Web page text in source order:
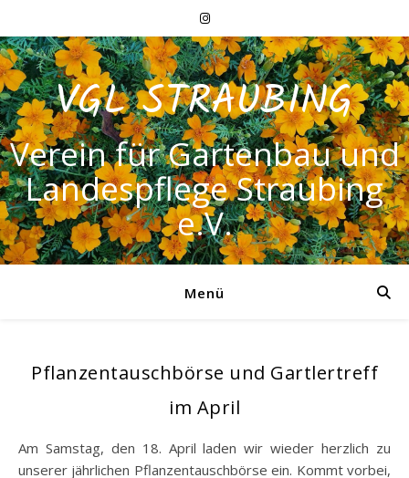
VGL STRAUBING
Verein für Gartenbau und
Landespflege Straubing
e.V.
Menü
Pflanzentauschbörse und Gartlertreff
im April
Am Samstag, den 18. April laden wir wieder herzlich zu
unserer jährlichen Pflanzentauschbörse ein. Kommt vorbei,